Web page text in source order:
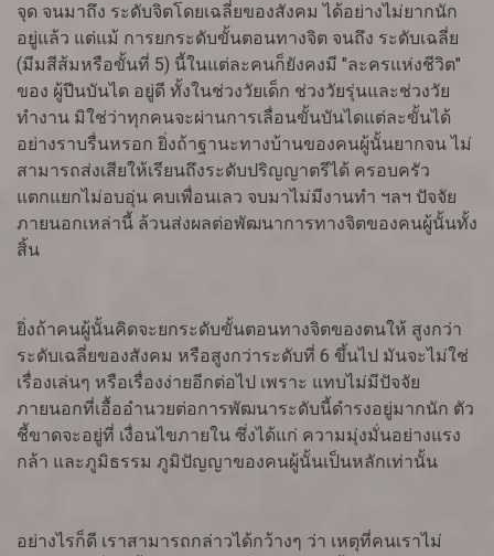
จุด จนมาถึง ระดับจิตโดยเฉลี่ยของสังคม ได้อย่างไม่ยากนัก
อยู่แล้ว แต่แม้ การยกระดับขั้นตอนทางจิต จนถึง ระดับเฉลี่ย
(มีมสีส้มหรือขั้นที่ 5) นี้ในแต่ละคนก็ยังคงมี "ละครแห่งชีวิต"
ของ ผู้ปีนบันได อยู่ดี ทั้งในช่วงวัยเด็ก ช่วงวัยรุ่นและช่วงวัย
ทำงาน มิใช่ว่าทุกคนจะผ่านการเลื่อนขั้นบันไดแต่ละขั้นได้
อย่างราบรื่นหรอก ยิ่งถ้าฐานะทางบ้านของคนผู้นั้นยากจน ไม่
สามารถส่งเสียให้เรียนถึงระดับปริญญาตรีได้ ครอบครัว
แตกแยกไม่อบอุ่น คบเพื่อนเลว จบมาไม่มีงานทำ ฯลฯ ปัจจัย
ภายนอกเหล่านี้ ล้วนส่งผลต่อพัฒนาการทางจิตของคนผู้นั้นทั้ง
สิ้น
ยิ่งถ้าคนผู้นั้นคิดจะยกระดับขั้นตอนทางจิตของตนให้ สูงกว่า
ระดับเฉลี่ยของสังคม หรือสูงกว่าระดับที่ 6 ขึ้นไป มันจะไม่ใช่
เรื่องเล่นๆ หรือเรื่องง่ายอีกต่อไป เพราะ แทบไม่มีปัจจัย
ภายนอกที่เอื้ออำนวยต่อการพัฒนาระดับนี้ดำรงอยู่มากนัก ตัว
ชี้ขาดจะอยู่ที่ เงื่อนไขภายใน ซึ่งได้แก่ ความมุ่งมั่นอย่างแรง
กล้า และภูมิธรรม ภูมิปัญญาของคนผู้นั้นเป็นหลักเท่านั้น
อย่างไรก็ดี เราสามารถกล่าวได้กว้างๆ ว่า เหตุที่คนเราไม่